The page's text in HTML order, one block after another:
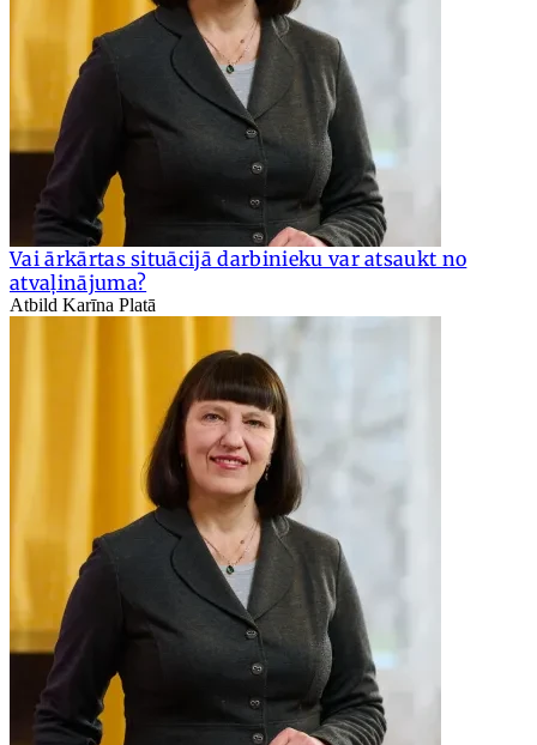
Vai ārkārtas situācijā darbinieku var atsaukt no
atvaļinājuma?
Atbild Karīna Platā